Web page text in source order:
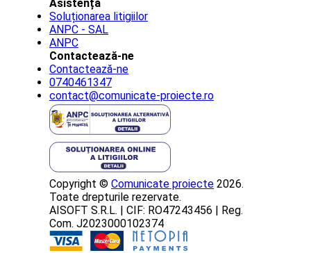
Asistență
Soluționarea litigiilor
ANPC - SAL
ANPC
Contactează-ne
Contactează-ne
0740461347
contact@comunicate-proiecte.ro
Copyright © Comunicate proiecte 2026.
Toate drepturile rezervate.
AISOFT S.R.L. | CIF: RO47243456 | Reg.
Com. J2023000102374